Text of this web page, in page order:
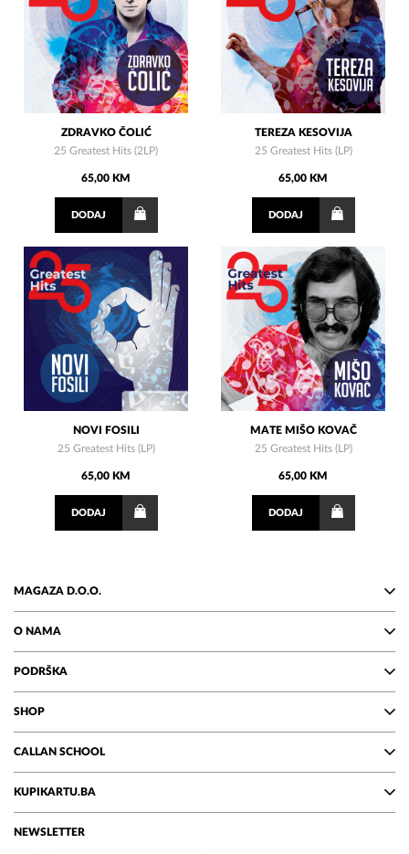
ZDRAVKO ČOLIĆ
25 Greatest Hits (2LP)
65,00 KM
DODAJ
TEREZA KESOVIJA
25 Greatest Hits (LP)
65,00 KM
DODAJ
NOVI FOSILI
25 Greatest Hits (LP)
65,00 KM
DODAJ
MATE MIŠO KOVAČ
25 Greatest Hits (LP)
65,00 KM
DODAJ
MAGAZA D.O.O.
O NAMA
PODRŠKA
SHOP
CALLAN SCHOOL
KUPIKARTU.BA
NEWSLETTER